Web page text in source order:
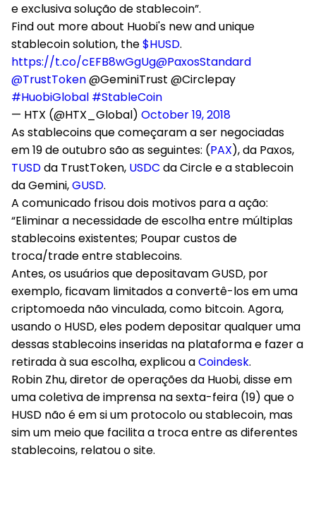
e exclusiva solução de stablecoin”.
Find out more about Huobi's new and unique
stablecoin solution, the$HUSD.
https://t.co/cEFB8wGgUg@PaxosStandard
@TrustToken@GeminiTrust @Circlepay
#HuobiGlobal #StableCoin
— HTX (@HTX_Global) October 19, 2018
As stablecoins que começaram a ser negociadas
em 19 de outubro são as seguintes: (PAX), da Paxos,
TUSDda TrustToken, USDC da Circle e a stablecoin
da Gemini,GUSD.
A comunicado frisou dois motivos para a ação:
“Eliminar a necessidade de escolha entre múltiplas
stablecoins existentes; Poupar custos de
troca/trade entre stablecoins.
Antes, os usuários que depositavam GUSD, por
exemplo, ficavam limitados a convertê-los em uma
criptomoeda não vinculada, como bitcoin. Agora,
usando o HUSD, eles podem depositar qualquer uma
dessas stablecoins inseridas na plataforma e fazer a
retirada à sua escolha, explicou aCoindesk.
Robin Zhu, diretor de operações da Huobi, disse em
uma coletiva de imprensa na sexta-feira (19) que o
HUSD não é em si um protocolo ou stablecoin, mas
sim um meio que facilita a troca entre as diferentes
stablecoins, relatou o site.